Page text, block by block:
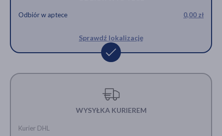
Odbiór w aptece 0,00 zł
Sprawdź lokalizację
WYSYŁKA KURIEREM
Kurier DHL